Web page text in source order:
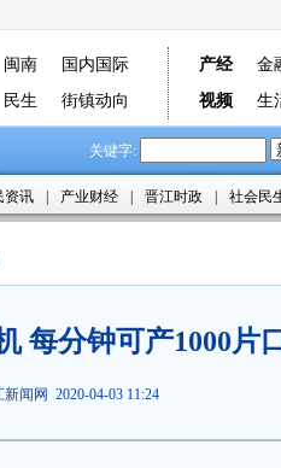
闽南
国内国际
民生 街镇动向
产经 金
视频
生
关键字:
资讯 产业财经 晋江时政 社会民
每分钟可产1000片
新闻网 2020-04-03 11:24